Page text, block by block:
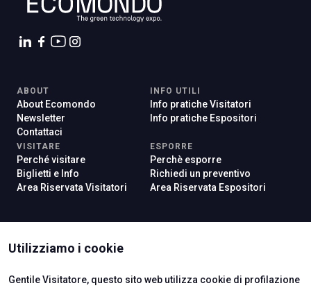
Utilizziamo i cookie
Gentile Visitatore, questo sito web utilizza cookie di profilazione
ABOUT
About Ecomondo
Newsletter
Contattaci
INFO UTILI
Info pratiche Visitatori
Info pratiche Espositori
VISITARE
Perché visitare
Biglietti e Info
Area Riservata Visitatori
ESPORRE
Perchè esporre
Richiedi un preventivo
Area Riservata Espositori
ISTITUTI CERTIFICATORI